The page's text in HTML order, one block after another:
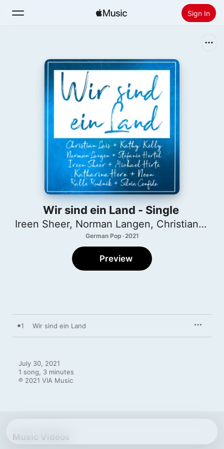
Sign In
Install Apple Music
Wir sind ein Land - Single
Ireen Sheer, Norman Langen, Christian Lais
German Pop · 2021
Preview
1 Wir sind ein Land
July 30, 2021
1 song, 3 minutes
℗ 2021 VIA Music
Music Videos